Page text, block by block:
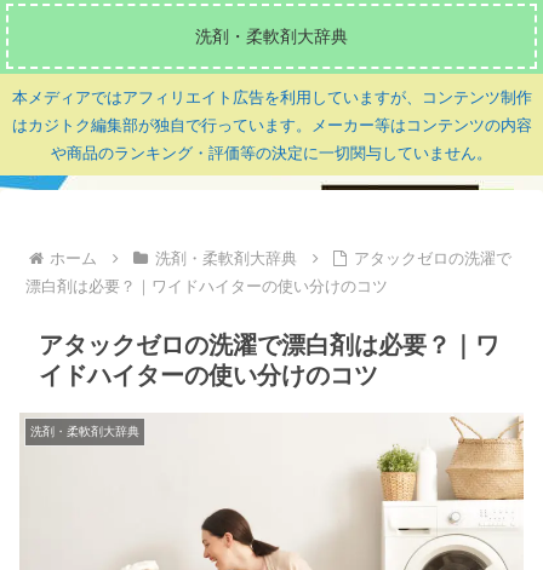
洗剤・柔軟剤大辞典
本メディアではアフィリエイト広告を利用していますが、コンテンツ制作
はカジトク編集部が独自で行っています。メーカー等はコンテンツの内容
や商品のランキング・評価等の決定に一切関与していません。
ホーム 洗剤・柔軟剤大辞典
アタックゼロの洗濯で
漂白剤は必要？｜ワイドハイターの使い分けのコツ
アタックゼロの洗濯で漂白剤は必要？｜ワ
イドハイターの使い分けのコツ
洗剤・柔軟剤大辞典